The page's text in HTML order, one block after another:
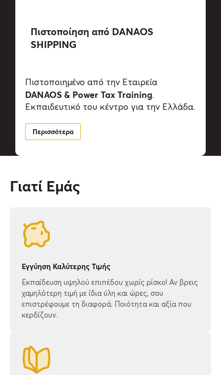
Πιστοποίηση από DANAOS
SHIPPING
Πιστοποιημένο από την Εταιρεία
DANAOS & Power Tax Training.
Εκπαιδευτικό του κέντρο για την Ελλάδα.
Περισσότερα
Γιατί Εμάς
Εγγύηση Καλύτερης Τιμής
Εκπαίδευση υψηλού επιπέδου χωρίς ρίσκο! Αν βρεις
χαμηλότερη τιμή με ίδια ύλη και ώρες, σου
επιστρέφουμε τη διαφορά. Ποιότητα και αξία που
κερδίζουν.